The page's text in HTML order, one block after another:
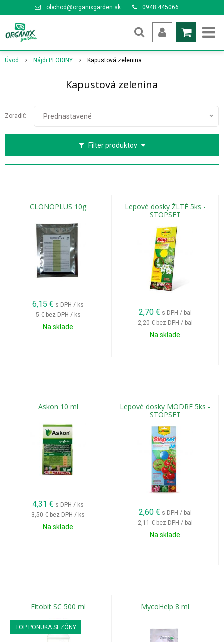
obchod@organixgarden.sk 0948 445066
Úvod Nájdi PLODINY Kapustová zelenina
Kapustová zelenina
Filter produktov
Zoradiť: Prednastavené
CLONOPLUS 10g
6,15 € s DPH / ks
5 € bez DPH / ks
Na sklade
Lepové dosky ŽLTÉ 5ks -
STOPSET
2,70 € s DPH / bal
2,20 € bez DPH / bal
Na sklade
Askon 10 ml
4,31 € s DPH / ks
3,50 € bez DPH / ks
Na sklade
Lepové dosky MODRÉ 5ks -
STOPSET
2,60 € s DPH / bal
2,11 € bez DPH / bal
Na sklade
Fitobit SC 500 ml
TOP PONUKA SEZÓNY
MycoHelp 8 ml